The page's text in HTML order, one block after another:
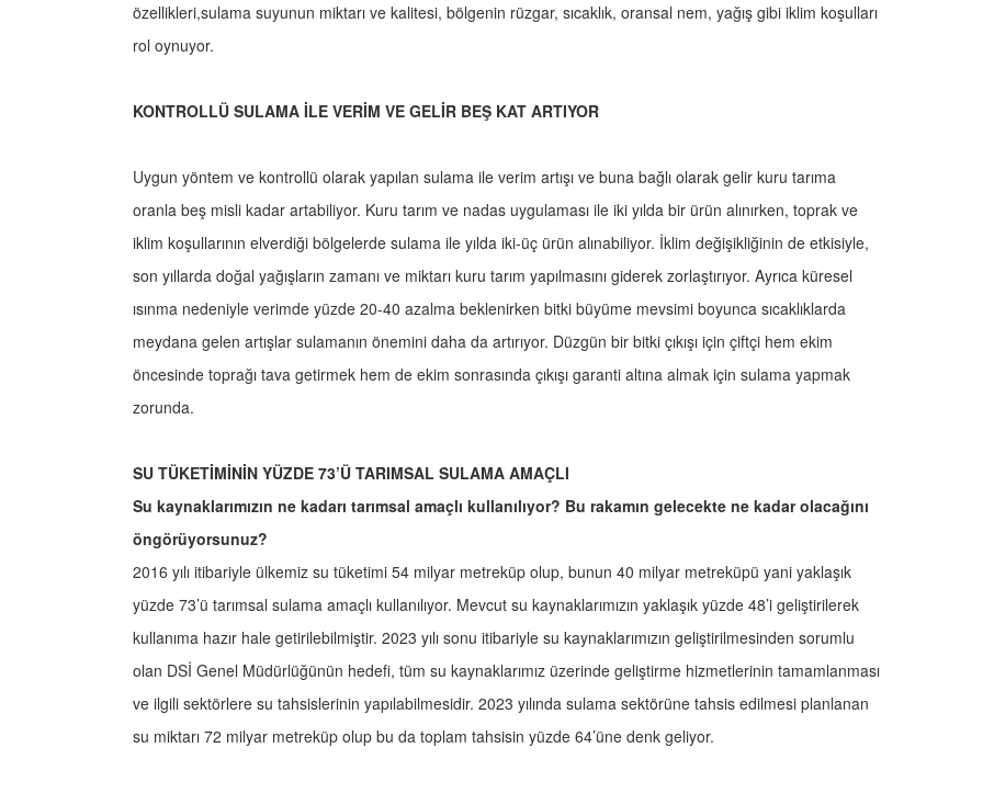
özellikleri,sulama suyunun miktarı ve kalitesi, bölgenin rüzgar, sıcaklık, oransal nem, yağış gibi iklim koşulları
rol oynuyor.
KONTROLLÜ SULAMA İLE VERİM VE GELİR BEŞ KAT ARTIYOR
Uygun yöntem ve kontrollü olarak yapılan sulama ile verim artışı ve buna bağlı olarak gelir kuru tarıma
oranla beş misli kadar artabiliyor. Kuru tarım ve nadas uygulaması ile iki yılda bir ürün alınırken, toprak ve
iklim koşullarının elverdiği bölgelerde sulama ile yılda iki-üç ürün alınabiliyor. İklim değişikliğinin de etkisiyle,
son yıllarda doğal yağışların zamanı ve miktarı kuru tarım yapılmasını giderek zorlaştırıyor. Ayrıca küresel
ısınma nedeniyle verimde yüzde 20-40 azalma beklenirken bitki büyüme mevsimi boyunca sıcaklıklarda
meydana gelen artışlar sulamanın önemini daha da artırıyor. Düzgün bir bitki çıkışı için çiftçi hem ekim
öncesinde toprağı tava getirmek hem de ekim sonrasında çıkışı garanti altına almak için sulama yapmak
zorunda.
SU TÜKETİMİNİN YÜZDE 73’Ü TARIMSAL SULAMA AMAÇLI
Su kaynaklarımızın ne kadarı tarımsal amaçlı kullanılıyor? Bu rakamın gelecekte ne kadar olacağını
öngörüyorsunuz?
2016 yılı itibariyle ülkemiz su tüketimi 54 milyar metreküp olup, bunun 40 milyar metreküpü yani yaklaşık
yüzde 73’ü tarımsal sulama amaçlı kullanılıyor. Mevcut su kaynaklarımızın yaklaşık yüzde 48’i geliştirilerek
kullanıma hazır hale getirilebilmiştir. 2023 yılı sonu itibariyle su kaynaklarımızın geliştirilmesinden sorumlu
olan DSİ Genel Müdürlüğünün hedefi, tüm su kaynaklarımız üzerinde geliştirme hizmetlerinin tamamlanması
ve ilgili sektörlere su tahsislerinin yapılabilmesidir. 2023 yılında sulama sektörüne tahsis edilmesi planlanan
su miktarı 72 milyar metreküp olup bu da toplam tahsisin yüzde 64’üne denk geliyor.